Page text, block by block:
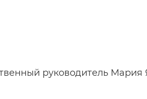
руководитель